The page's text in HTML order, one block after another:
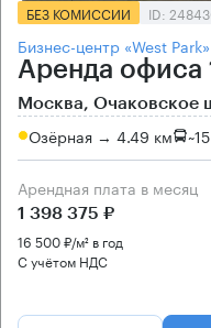
БЕЗ КОМИССИИ ID:
Бизнес-центр «West Park»
Аренда офиса
Москва, Очаковское
Озёрная → 4.49 км ~
Арендная плата в месяц
1 398 375 ₽
16 500 ₽/м² в год
С учётом НДС